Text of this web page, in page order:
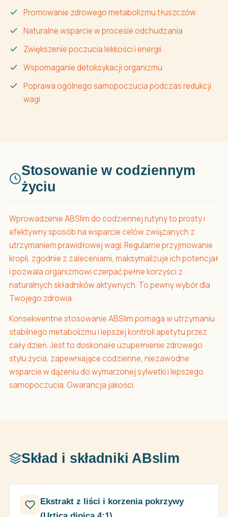
Promowanie zdrowego metabolizmu tłuszczów
Naturalne wsparcie w procesie odchudzania
Zwiększenie poczucia lekkości i energii
Wspomaganie detoksykacji organizmu
Poprawa ogólnego samopoczucia podczas redukcji
wagi
Stosowanie w codziennym
życiu
Wprowadzenie ABSlim do codziennej rutyny to prosty i
efektywny sposób na wsparcie celów związanych z
utrzymaniem prawidłowej wagi. Regularne przyjmowanie
kropli, zgodnie z zaleceniami, maksymalizuje ich potencjał
i pozwala organizmowi czerpać pełne korzyści z
naturalnych składników aktywnych. To pewny wybór dla
Twojego zdrowia.
Konsekwentne stosowanie ABSlim pomaga w utrzymaniu
stabilnego metabolizmu i lepszej kontroli apetytu przez
cały dzień. Jest to doskonałe uzupełnienie zdrowego
stylu życia, zapewniające codzienne, niezawodne
wsparcie w dążeniu do wymarzonej sylwetki i lepszego
samopoczucia. Gwarancja jakości.
Skład i składniki ABslim
Ekstrakt z liści i korzenia pokrzywy